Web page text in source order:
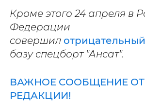
Кроме этого 24 апреля в
Федерации
совершил
базу спецборт "Ансат".
ВАЖНОЕ СООБЩЕНИЕ ОТ
РЕДАКЦИИ!